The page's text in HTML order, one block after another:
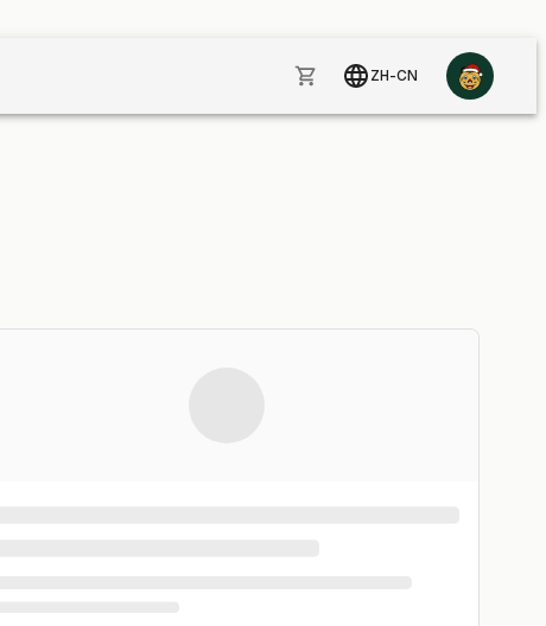
ZH-CN